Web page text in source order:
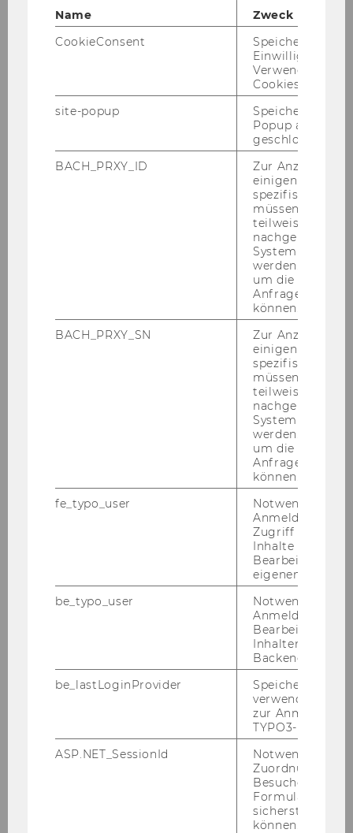
Bern­hard Gröhs
Name
Zweck
CookieConsent
Speichert Ihre
Einwilligung zur
Verwendung von
Cookies.
site-popup
Speichert ob ein
Popup
geschlossen
BACH_PRXY_ID
Zur Anzeige von
einigen WU-
spezifischen
müssen
teilweise von
nachgelagerten
System
werden.
um die Antwort
Anfrage
können.
BACH_PRXY_SN
Zur Anzeige von
einigen WU-
spezifischen
müssen
teilweise von
nachgelagerten
System
werden.
um die Antwort
Anfrage
können.
fe_typo_user
Notwendig für
Anmeldung und
Zugriff auf
Inhalte oder zur
Bearbeitung des
eigenen Profils.
be_typo_user
Notwendig für
Anmeldung und
Bearbeitung von
Inhalten im
Backend.
be_lastLoginProvider
Speichert die
verwendete
zur Anmeldung
TYPO3-Backend.
ASP.NET_SessionId
Notwendig, um
Zuordnung von
Besucher zu
sicherstellen zu
können.